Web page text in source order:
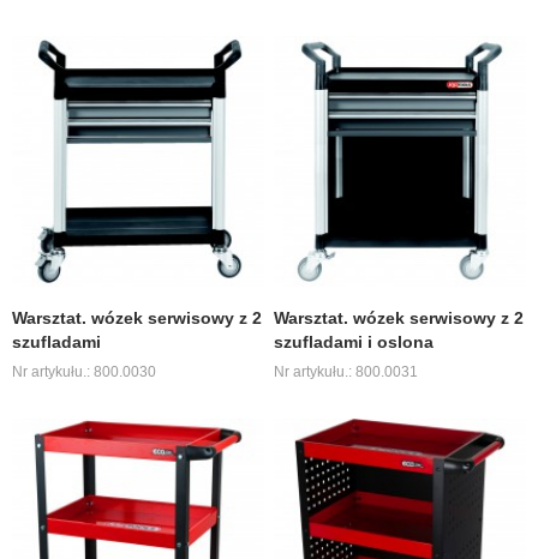
Warsztat. wózek serwisowy z 2
szufladami
Nr artykułu.: 800.0030
Warsztat. wózek serwisowy z 2
szufladami i oslona
Nr artykułu.: 800.0031